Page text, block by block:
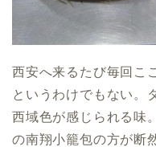
西安へ来るたび毎回こ
というわけでもない。
西域色が感じられる味
の南翔小籠包の方が断